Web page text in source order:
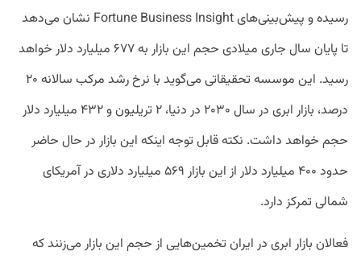
رسیده و پیش‌بینی‌های Fortune Business Insight نشان می‌دهد
تا پایان سال جاری میلادی حجم این بازار به ۶۷۷ میلیارد دلار خواهد
رسید. این موسسه تحقیقاتی می‌گوید با نرخ رشد مرکب سالانه ۲۰
درصد، بازار ابری در سال ۲۰۳۰ در دنیا، ۲ تریلیون و ۴۳۲ میلیارد دلار
حجم خواهد داشت. نکته قابل توجه اینکه این بازار در حال حاضر
حدود ۴۰۰ میلیارد دلار از این بازار ۵۶۹ میلیارد دلاری در آمریکای
شمالی تمرکز دارد.
فعالان بازار ابری در ایران تخمین‌هایی از حجم این بازار می‌زنند که